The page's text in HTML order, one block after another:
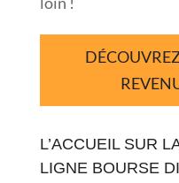
L’ACCUEIL SUR
LIGNE BOURSE